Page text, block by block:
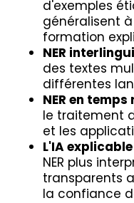
d'exemples
généralisent
formation
NER
des textes
différentes
NER en temps
le traitement
et les
L'IA explicable
NER plus
transparents
la confiance